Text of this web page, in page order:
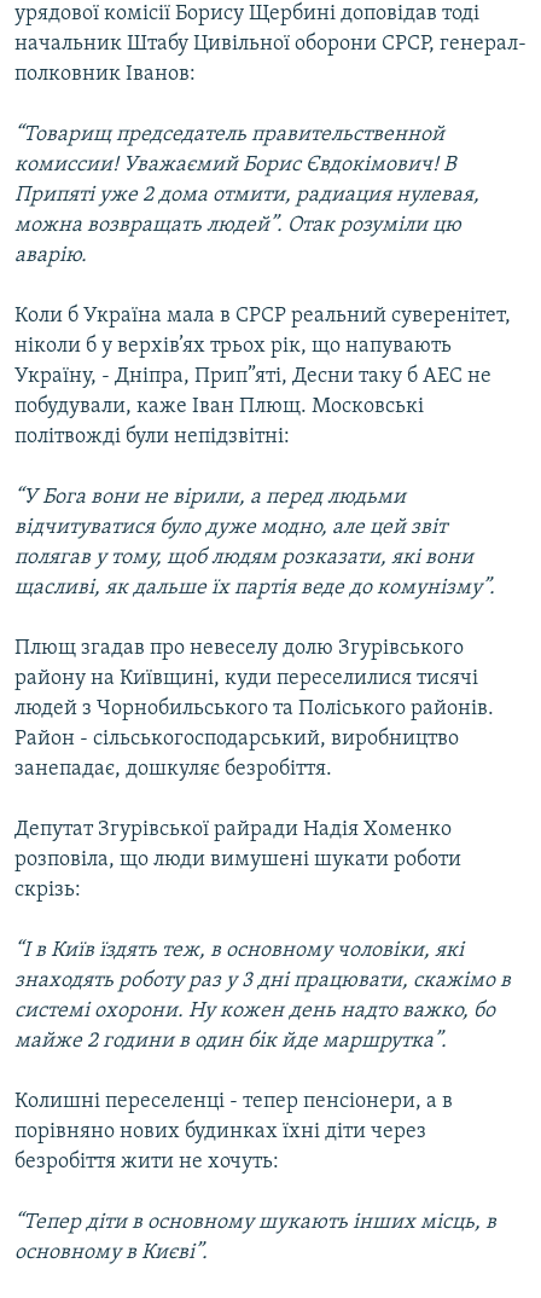
урядової комісії Борису Щербині доповідав тоді
начальник Штабу Цивільної оборони СРСР, генерал-
полковник Іванов:
“Товарищ председатель правительственной
комиссии! Уважаємий Борис Євдокімович! В
Припяті уже 2 дома отмити, радиация нулевая,
можна возвращать людей”. Отак розуміли цю
аварію.
Коли б Україна мала в СРСР реальний суверенітет,
ніколи б у верхів’ях трьох рік, що напувають
Україну, - Дніпра, Прип”яті, Десни таку б АЕС не
побудували, каже Іван Плющ. Московські
політвожді були непідзвітні:
“У Бога вони не вірили, а перед людьми
відчитуватися було дуже модно, але цей звіт
полягав у тому, щоб людям розказати, які вони
щасливі, як дальше їх партія веде до комунізму”.
Плющ згадав про невеселу долю Згурівського
району на Київщині, куди переселилися тисячі
людей з Чорнобильського та Поліського районів.
Район - сільськогосподарський, виробництво
занепадає, дошкуляє безробіття.
Депутат Згурівської райради Надія Хоменко
розповіла, що люди вимушені шукати роботи
скрізь:
“І в Київ їздять теж, в основному чоловіки, які
знаходять роботу раз у 3 дні працювати, скажімо в
системі охорони. Ну кожен день надто важко, бо
майже 2 години в один бік йде маршрутка”.
Колишні переселенці - тепер пенсіонери, а в
порівняно нових будинках їхні діти через
безробіття жити не хочуть:
“Тепер діти в основному шукають інших місць, в
основному в Києві”.